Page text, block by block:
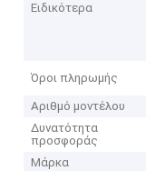
Ειδικότερα
Όροι πληρωμής
Αριθμό μοντέλου
Δυνατότητα
προσφοράς
Μάρκα